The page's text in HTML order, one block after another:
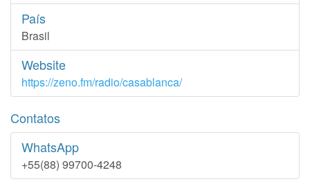
País
Brasil
Website
https://zeno.fm/radio/casablanca/
Contatos
WhatsApp
+55(88) 99700-4248